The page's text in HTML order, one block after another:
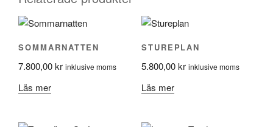
SOMMARNATTEN
7.800,00kr inklusive moms
Läs mer
STUREPLAN
5.800,00kr inklusive moms
Läs mer